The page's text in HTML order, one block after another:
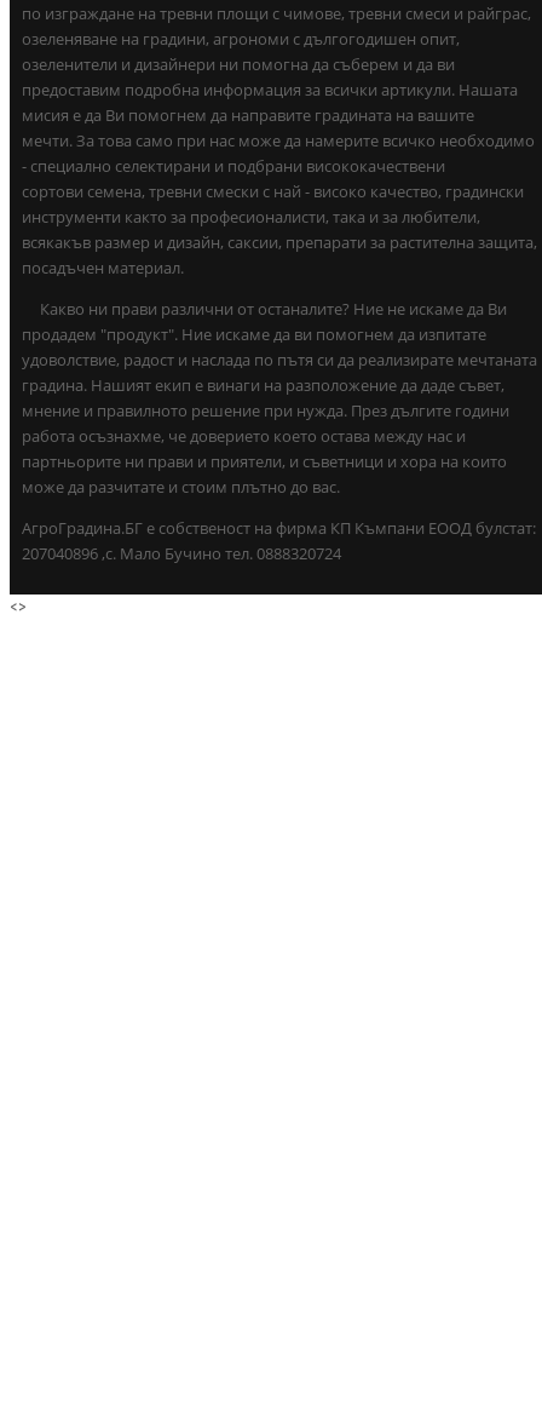
по изграждане на тревни площи с чимове, тревни смеси и райграс,
озеленяване на градини, агрономи с дългогодишен опит,
озеленители и дизайнери ни помогна да съберем и да ви
предоставим подробна информация за всички артикули. Нашата
мисия е да Ви помогнем да направите градината на вашите
мечти. За това само при нас може да намерите всичко необходимо
- специално селектирани и подбрани висококачествени
сортови семена, тревни смески с най - високо качество, градински
инструменти както за професионалисти, така и за любители,
всякакъв размер и дизайн, саксии, препарати за растителна защита,
посадъчен материал.
Какво ни прави различни от останалите? Ние не искаме да Ви
продадем "продукт". Ние искаме да ви помогнем да изпитате
удоволствие, радост и наслада по пътя си да реализирате мечтаната
градина. Нашият екип е винаги на разположение да даде съвет,
мнение и правилното решение при нужда. През дългите години
работа осъзнахме, че доверието което остава между нас и
партньорите ни прави и приятели, и съветници и хора на които
може да разчитате и стоим плътно до вас.
АгроГрадина.БГ е собственост на фирма КП Къмпани ЕООД булстат:
207040896 ,с. Мало Бучино тел. 0888320724
<>